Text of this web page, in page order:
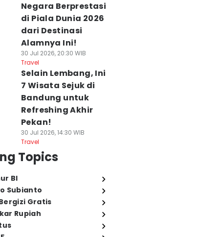
Negara Berprestasi
di Piala Dunia 2026
dari Destinasi
Alamnya Ini!
30 Jul 2026, 20:30 WIB
Travel
Selain Lembang, Ini
7 Wisata Sejuk di
Bandung untuk
Refreshing Akhir
Pekan!
30 Jul 2026, 14:30 WIB
Travel
Topics
BI
Subianto
Gratis
Rupiah